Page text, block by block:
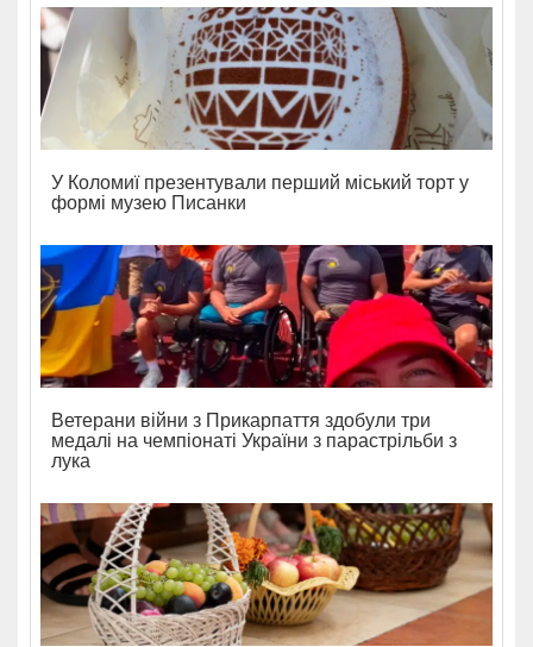
У Коломиї презентували перший міський торт у
формі музею Писанки
Ветерани війни з Прикарпаття здобули три
медалі на чемпіонаті України з парастрільби з
лука